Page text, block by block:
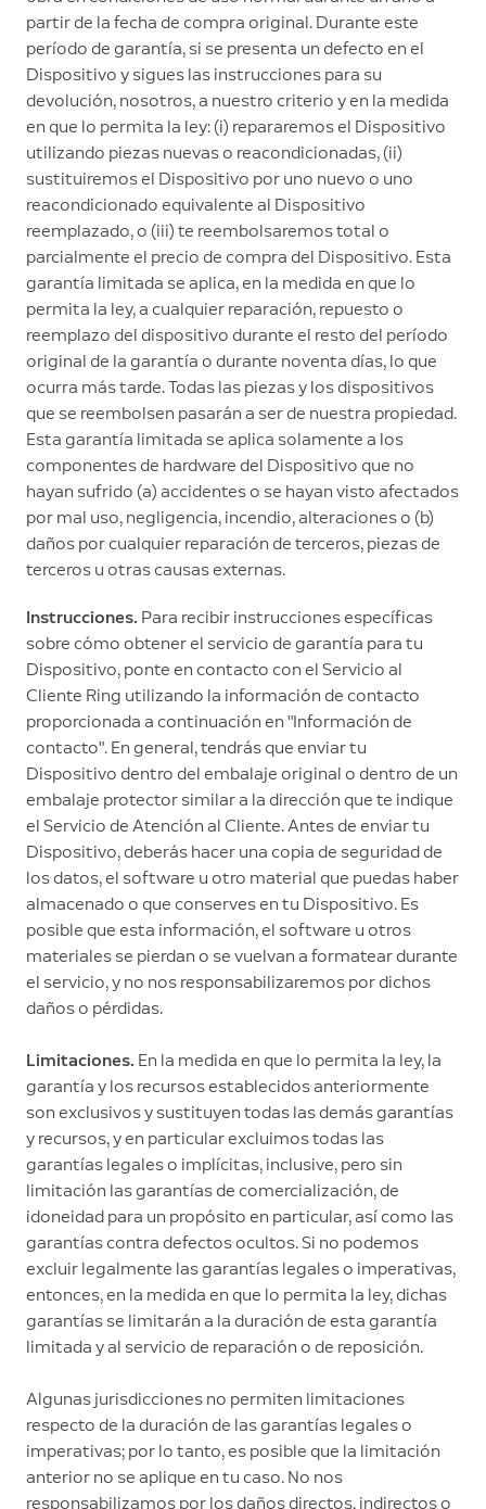
partir de la fecha de compra original. Durante este
período de garantía, si se presenta un defecto en el
Dispositivo y sigues las instrucciones para su
devolución, nosotros, a nuestro criterio y en la medida
en que lo permita la ley: (i) repararemos el Dispositivo
utilizando piezas nuevas o reacondicionadas, (ii)
sustituiremos el Dispositivo por uno nuevo o uno
reacondicionado equivalente al Dispositivo
reemplazado, o (iii) te reembolsaremos total o
parcialmente el precio de compra del Dispositivo. Esta
garantía limitada se aplica, en la medida en que lo
permita la ley, a cualquier reparación, repuesto o
reemplazo del dispositivo durante el resto del período
original de la garantía o durante noventa días, lo que
ocurra más tarde. Todas las piezas y los dispositivos
que se reembolsen pasarán a ser de nuestra propiedad.
Esta garantía limitada se aplica solamente a los
componentes de hardware del Dispositivo que no
hayan sufrido (a) accidentes o se hayan visto afectados
por mal uso, negligencia, incendio, alteraciones o (b)
daños por cualquier reparación de terceros, piezas de
terceros u otras causas externas.
Instrucciones. Para recibir instrucciones específicas
sobre cómo obtener el servicio de garantía para tu
Dispositivo, ponte en contacto con el Servicio al
Cliente Ring utilizando la información de contacto
proporcionada a continuación en "Información de
contacto". En general, tendrás que enviar tu
Dispositivo dentro del embalaje original o dentro de un
embalaje protector similar a la dirección que te indique
el Servicio de Atención al Cliente. Antes de enviar tu
Dispositivo, deberás hacer una copia de seguridad de
los datos, el software u otro material que puedas haber
almacenado o que conserves en tu Dispositivo. Es
posible que esta información, el software u otros
materiales se pierdan o se vuelvan a formatear durante
el servicio, y no nos responsabilizaremos por dichos
daños o pérdidas.
Limitaciones. En la medida en que lo permita la ley, la
garantía y los recursos establecidos anteriormente
son exclusivos y sustituyen todas las demás garantías
y recursos, y en particular excluimos todas las
garantías legales o implícitas, inclusive, pero sin
limitación las garantías de comercialización, de
idoneidad para un propósito en particular, así como las
garantías contra defectos ocultos. Si no podemos
excluir legalmente las garantías legales o imperativas,
entonces, en la medida en que lo permita la ley, dichas
garantías se limitarán a la duración de esta garantía
limitada y al servicio de reparación o de reposición.
Algunas jurisdicciones no permiten limitaciones
respecto de la duración de las garantías legales o
imperativas; por lo tanto, es posible que la limitación
anterior no se aplique en tu caso. No nos
responsabilizamos por los daños directos, indirectos o